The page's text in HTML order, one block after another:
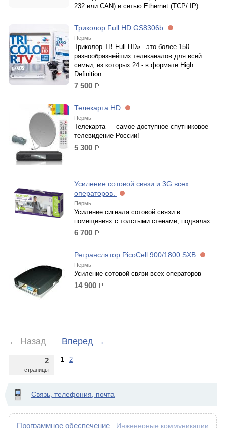
232 или CAN) и сетью Ethernet (TCP/ IP).
Триколор Full HD GS8306b
Пермь
Триколор ТВ Full HD» - это более 150
разнообразнейших телеканалов для всей
семьи, из которых 24 - в формате High
Definition
7 500 р.
Телекарта HD
Пермь
Телекарта — самое доступное спутниковое
телевидение России!
5 300 р.
Усиление сотовой связи и 3G всех
операторов.
Пермь
Усиление сигнала сотовой связи в
помещениях с толстыми стенами, подвалах
6 700 р.
Ретранслятор PicoCell 900/1800 SXB
Пермь
Усиление сотовой связи всех операторов
14 900 р.
← Назад Вперед →
2
страницы
1 2
Связь, телефония, почта
Программное обеспечение Инженерные коммуникации